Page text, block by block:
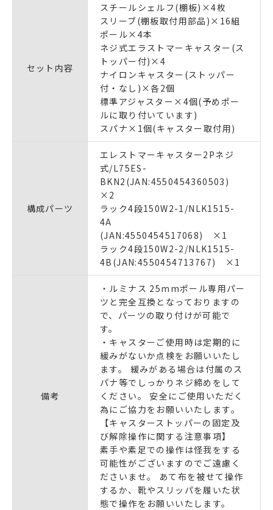
セット内容
スチールシェルフ(棚板)×4枚
スリーブ(棚板取付用部品)×16組
ポール×4本
ネジ式エラストマーキャスター(ス
トッパー付)×4
ナイロンキャスター(ストッパー
付・なし)×各2個
標準アジャスター×4個(予めポー
ルに取り付いています)
スパナ×1個(キャスター取付用)
構成パーツ
エレストマーキャスター2Pネジ
式/L75ES-
BKN2(JAN:4550454360503)
×2
ラック4段150W2-1/NLK1515-
4A
(JAN:4550454517068) ×1
ラック4段150W2-2/NLK1515-
4B(JAN:4550454713767) ×1
備考
・ルミナス 25mmポール専用パー
ツと完全互換となっておりますの
で、パーツの取り付けが可能で
す。
・キャスターご使用時は定期的に
緩みがないか点検をお願いいたし
ます。 緩みがある場合は付属のス
パナ等でしっかりネジ締めをして
ください。 安全にご使用いただく
為にご協力をお願いいたします。
【キャスターストッパーの固定及
び解除操作に関する注意事項】
素手や素足での操作は怪我をする
可能性がございますのでご遠慮く
ださいませ。 あて布を被せて操作
するか、靴やスリッパを履いた状
態で操作をお願いいたします。